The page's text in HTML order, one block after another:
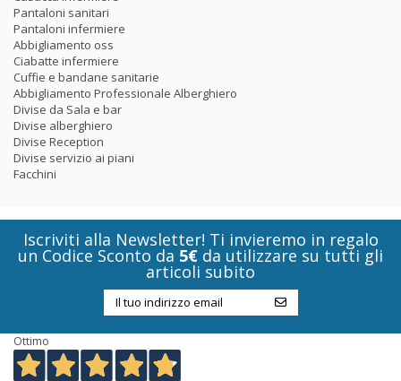
Pantaloni sanitari
Pantaloni infermiere
Abbigliamento oss
Ciabatte infermiere
Cuffie e bandane sanitarie
Abbigliamento Professionale Alberghiero
Divise da Sala e bar
Divise alberghiero
Divise Reception
Divise servizio ai piani
Facchini
Iscriviti alla Newsletter! Ti invieremo in regalo
un Codice Sconto da 5€ da utilizzare su tutti gli
articoli subito
Ottimo